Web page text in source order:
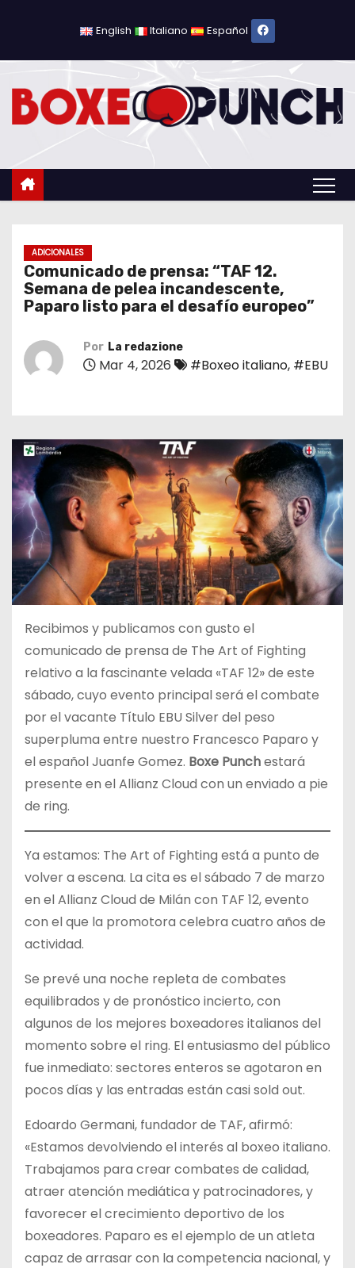
l
English Italiano Español
ADICIONALES
Comunicado de prensa: “TAF 12.
Semana de pelea incandescente,
Paparo listo para el desafío europeo”
Por La redazione
Mar 4, 2026 #Boxeo italiano, #EBU
Recibimos y publicamos con gusto el
comunicado de prensa de The Art of Fighting
relativo a la fascinante velada «TAF 12» de este
sábado, cuyo evento principal será el combate
por el vacante Título EBU Silver del peso
superpluma entre nuestro Francesco Paparo y
el español Juanfe Gomez. Boxe Punchestará
presente en el Allianz Cloud con un enviado a pie
de ring.
Ya estamos: The Art of Fighting está a punto de
volver a escena. La cita es el sábado 7 de marzo
en el Allianz Cloud de Milán con TAF 12, evento
con el que la promotora celebra cuatro años de
actividad.
Se prevé una noche repleta de combates
equilibrados y de pronóstico incierto, con
algunos de los mejores boxeadores italianos del
momento sobre el ring. El entusiasmo del público
fue inmediato: sectores enteros se agotaron en
pocos días y las entradas están casi sold out.
Edoardo Germani, fundador de TAF, afirmó:
«Estamos devolviendo el interés al boxeo italiano.
Trabajamos para crear combates de calidad,
atraer atención mediática y patrocinadores, y
favorecer el crecimiento deportivo de los
boxeadores. Paparo es el ejemplo de un atleta
capaz de arrasar con la competencia nacional, y